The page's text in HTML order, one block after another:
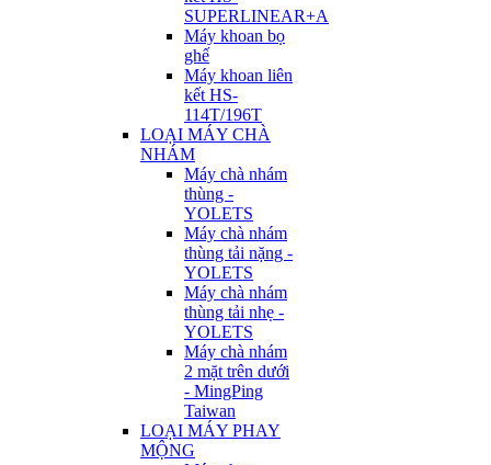
SUPERLINEAR+A
Máy khoan bọ
ghế
Máy khoan liên
kết HS-
114T/196T
LOẠI MÁY CHÀ
NHÁM
Máy chà nhám
thùng -
YOLETS
Máy chà nhám
thùng tải nặng -
YOLETS
Máy chà nhám
thùng tải nhẹ -
YOLETS
Máy chà nhám
2 mặt trên dưới
- MingPing
Taiwan
LOẠI MÁY PHAY
MỘNG